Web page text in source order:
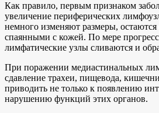
Как правило, первым признаком
увеличение периферических
немного изменяют размеры,
спаянными с кожей. По мере
лимфатические узлы сливаются и
При поражении медиастинальных
сдавление трахеи, пищевода,
приводить не только к появлению
нарушению функций этих органов.